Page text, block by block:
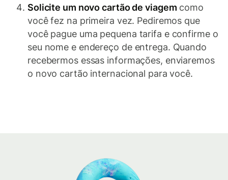
Solicite um novo cartão de viagem como
você fez na primeira vez. Pediremos que
você pague uma pequena tarifa e confirme o
seu nome e endereço de entrega. Quando
recebermos essas informações, enviaremos
o novo cartão internacional para você.